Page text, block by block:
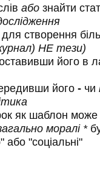
або знайти
створення
НЕ тези)
його в
його - чи
як шаблон може
моралі *
або "соціальні"